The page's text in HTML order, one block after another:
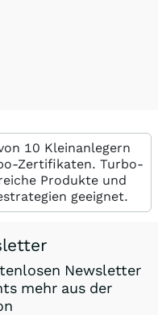
10 Kleinanlegern
Zertifikaten. Turbo-
Produkte und
geeignet.
Newsletter
mehr aus der